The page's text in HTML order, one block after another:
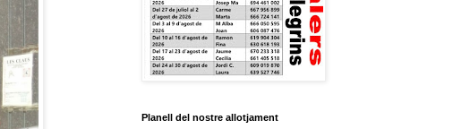
Planell del nostre allotjament